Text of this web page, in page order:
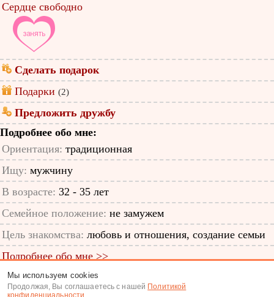
Сердце свободно
Сделать подарок
Подарки (2)
Предложить дружбу
Подробнее обо мне:
Ориентация: традиционная
Ищу: мужчину
В возрасте: 32 - 35 лет
Семейное положение: не замужем
Цель знакомства: любовь и отношения, создание семьи
Подробнее обо мне >>
ID анкеты: 13057849
Мы используем cookies
Продолжая, Вы соглашаетесь с нашей Политикой
конфиденциальности